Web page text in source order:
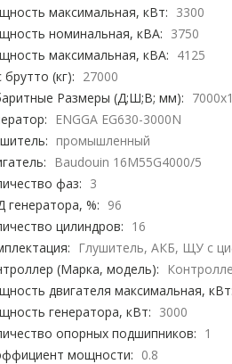
максимальная, кВт: 3300
номинальная, кВА: 3750
максимальная, кВА: 4125
брутто (кг): 27000
Размеры (Д;Ш;В; мм):
ENGGA EG630-3000N
промышленный
Baudouin 16M55G4000/5
фаз: 3
генератора, %: 96
цилиндров: 16
Глушитель, АКБ, ЩУ с
(Марка, модель):
двигателя максимальная, кВт:
генератора, кВт: 3000
опорных подшипников: 1
мощности: 0.8